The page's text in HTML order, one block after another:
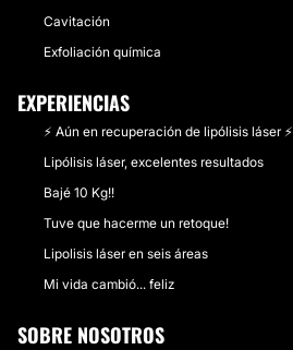
Cavitación
Exfoliación química
EXPERIENCIAS
⚡️ Aún en recuperación de lipólisis láser ⚡️
Lipólisis láser, excelentes resultados
Bajé 10 Kg!!
Tuve que hacerme un retoque!
Lipolisis láser en seis áreas
Mi vida cambió... feliz
SOBRE NOSOTROS